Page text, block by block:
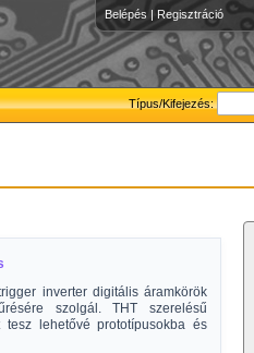
Belépés | Regisztráció
Típus/Kifejezés:
inverter digitális áramkörök
szolgál. THT szerelésű
tesz lehetővé prototípusokba és